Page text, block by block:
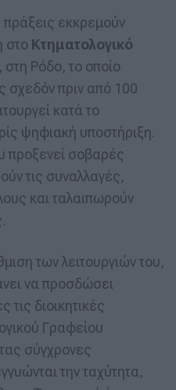
εκκρεμούν
στο Κτηματολογικό
, στη Ρόδο, το οποίο
σχεδόν πριν από 100
κατά το
ψηφιακή υποστήριξη.
προξενεί σοβαρές
τις συναλλαγές,
και ταλαιπωρούν
των λειτουργιών του,
να προσδώσει
διοικητικές
Γραφείου
σύγχρονες
την ταχύτητα,